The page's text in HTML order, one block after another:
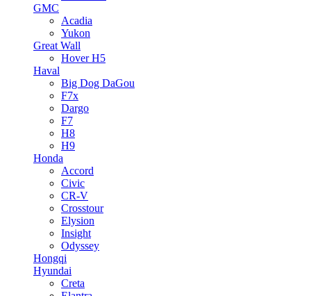
GMC
Acadia
Yukon
Great Wall
Hover H5
Haval
Big Dog DaGou
F7x
Dargo
F7
H8
H9
Honda
Accord
Civic
CR-V
Crosstour
Elysion
Insight
Odyssey
Hongqi
Hyundai
Creta